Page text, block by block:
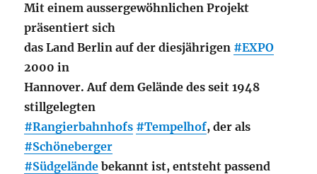
Mit einem aussergewöhnlichen Projekt
präsentiert sich
das Land Berlin auf der diesjährigen #EXPO
2000 in
Hannover. Auf dem Gelände des seit 1948
stillgelegten
#Rangierbahnhofs #Tempelhof, der als
#Schöneberger
#Südgelände bekannt ist, entsteht passend